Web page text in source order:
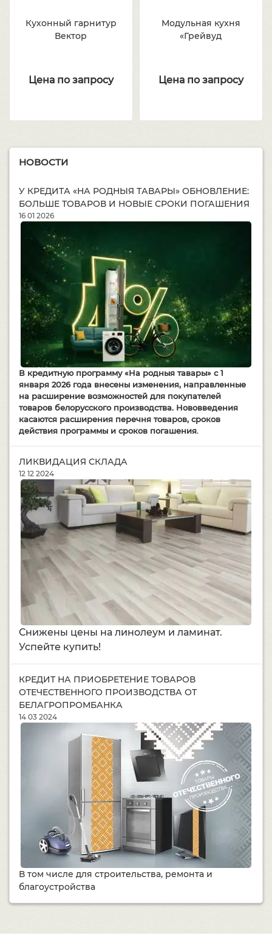
Кухонный гарнитур
Вектор
Цена по запросу
Модульная кухня
«Грейвуд
Цена по запросу
НОВОСТИ
У КРЕДИТА «НА РОДНЫЯ ТАВАРЫ» ОБНОВЛЕНИЕ:
БОЛЬШЕ ТОВАРОВ И НОВЫЕ СРОКИ ПОГАШЕНИЯ
16 01 2026
В кредитную программу«На родныя тавары» с 1
января 2026 года внесены изменения, направленные
на расширение возможностей для покупателей
товаров белорусского производства. Нововведения
касаются расширения перечня товаров, сроков
действия программы и сроков погашения.
ЛИКВИДАЦИЯ СКЛАДА
12 12 2024
Снижены цены на линолеум и ламинат.
Успейте купить!
КРЕДИТ НА ПРИОБРЕТЕНИЕ ТОВАРОВ
ОТЕЧЕСТВЕННОГО ПРОИЗВОДСТВА ОТ
БЕЛАГРОПРОМБАНКА
14 03 2024
В том числе для строительства, ремонта и
благоустройства